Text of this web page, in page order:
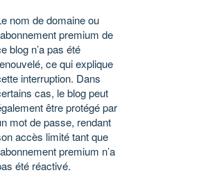
nom de domaine ou
premium de
blog n’a pas été
ce qui explique
interruption. Dans
cas, le blog peut
être protégé par
mot de passe, rendant
accès limité tant que
premium n’a
été réactivé.